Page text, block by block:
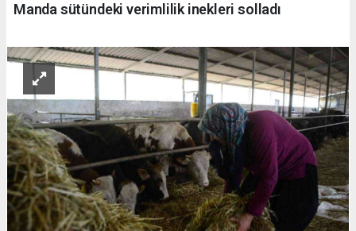
Manda sütündeki verimlilik inekleri solladı